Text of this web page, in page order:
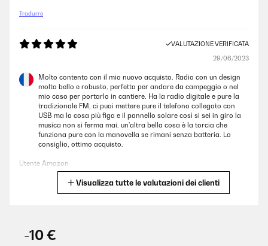
Tradurre
VALUTAZIONE VERIFICATA
29/06/2023
Molto contento con il mio nuovo acquisto. Radio con un design
molto bello e robusto, perfetta per andare da campeggio o nel
mio caso per portarlo in cantiere. Ha la radio digitale e pure la
tradizionale FM, ci puoi mettere pure il telefono collegato con
USB ma la cosa più figa e il pannello solare così si sei in giro la
musica non si ferma mai. un'altra bella cosa è la torcia che
funziona pure con la manovella se rimani senza batteria. Lo
consiglio, ottimo acquisto.
Utente Amazon
Visualizza tutte le valutazioni dei clienti
-10 €